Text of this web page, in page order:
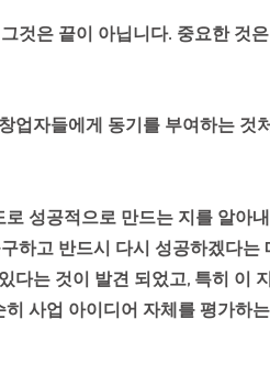
것은 끝이 아닙니다. 중요한 것
업자들에게 동기를 부여하는 것
성공적으로 만드는 지를 알아
하고 반드시 다시 성공하겠다는
다는 것이 발견 되었고, 특히 이
사업 아이디어 자체를 평가하